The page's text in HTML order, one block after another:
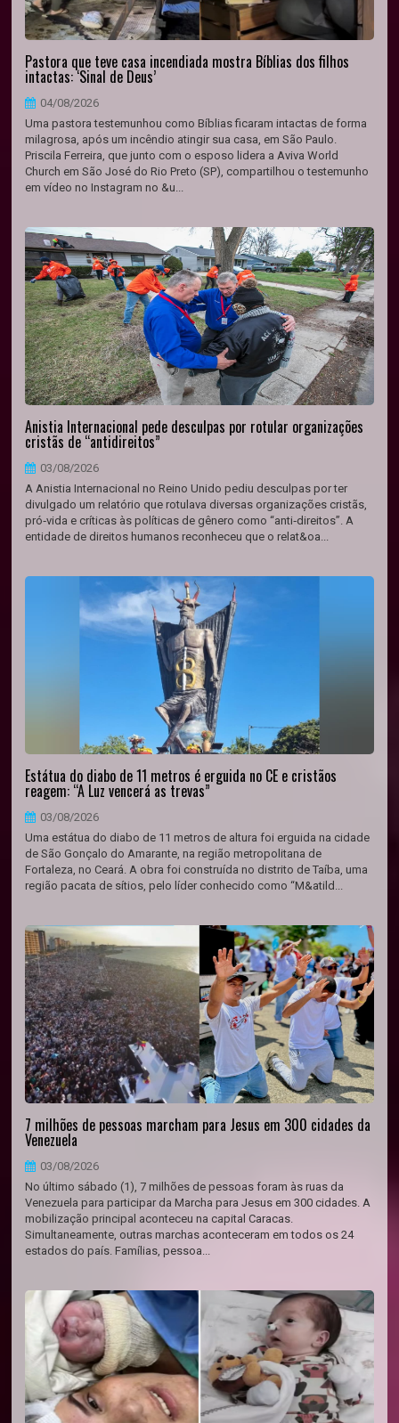
Pastora que teve casa incendiada mostra Bíblias dos filhos
intactas: ‘Sinal de Deus’
04/08/2026
Uma pastora testemunhou como Bíblias ficaram intactas de forma
milagrosa, após um incêndio atingir sua casa, em São Paulo.
Priscila Ferreira, que junto com o esposo lidera a Aviva World
Church em São José do Rio Preto (SP), compartilhou o testemunho
em vídeo no Instagram no &u...
Anistia Internacional pede desculpas por rotular organizações
cristãs de “antidireitos”
03/08/2026
A Anistia Internacional no Reino Unido pediu desculpas por ter
divulgado um relatório que rotulava diversas organizações cristãs,
pró‑vida e críticas às políticas de gênero como “anti‑direitos”. A
entidade de direitos humanos reconheceu que o relat&oa...
Estátua do diabo de 11 metros é erguida no CE e cristãos
reagem: “A Luz vencerá as trevas”
03/08/2026
Uma estátua do diabo de 11 metros de altura foi erguida na cidade
de São Gonçalo do Amarante, na região metropolitana de
Fortaleza, no Ceará. A obra foi construída no distrito de Taíba, uma
região pacata de sítios, pelo líder conhecido como “M&atild...
7 milhões de pessoas marcham para Jesus em 300 cidades da
Venezuela
03/08/2026
No último sábado (1), 7 milhões de pessoas foram às ruas da
Venezuela para participar da Marcha para Jesus em 300 cidades. A
mobilização principal aconteceu na capital Caracas.
Simultaneamente, outras marchas aconteceram em todos os 24
estados do país. Famílias, pessoa...